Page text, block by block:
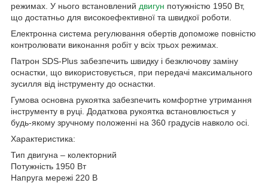
режимах. У нього встановлений двигун потужністю 1950 Вт,
що достатньо для високоефективної та швидкої роботи.
Електронна система регулювання обертів допоможе повністю
контролювати виконання робіт у всіх трьох режимах.
Патрон SDS-Plus забезпечить швидку і безключову заміну
оснастки, що використовується, при передачі максимального
зусилля від інструменту до оснастки.
Гумова основна рукоятка забезпечить комфортне утримання
інструменту в руці. Додаткова рукоятка встановлюється у
будь-якому зручному положенні на 360 градусів навколо осі.
Характеристика:
Тип двигуна – колекторний
Потужність 1950 Вт
Напруга мережі 220 В